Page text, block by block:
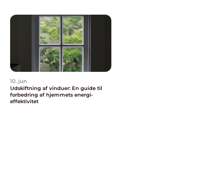
10. jun
Udskiftning af vinduer: En guide til
forbedring af hjemmets energi-
effektivitet